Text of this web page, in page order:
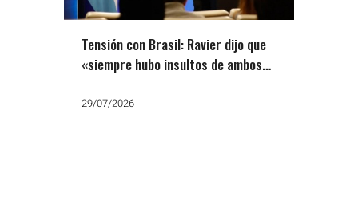
Tensión con Brasil: Ravier dijo que
«siempre hubo insultos de ambos
29/07/2026